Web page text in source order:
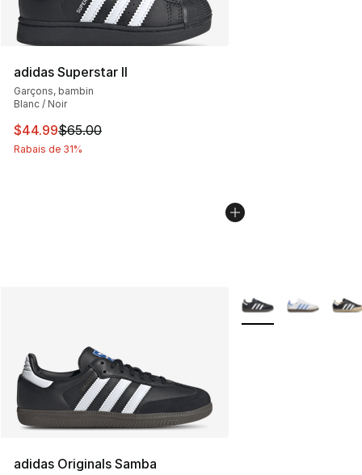
adidas Superstar II
Garçons, bambin
Blanc / Noir
Cet article est en solde. Le prix est passé de $65.00 à
$44.99$65.00
Rabais de 31%
adidas Originals Samba
Plus de couleurs